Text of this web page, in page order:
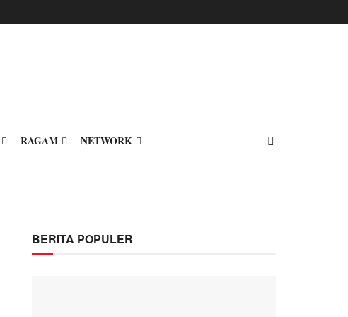
RAGAM NETWORK
BERITA POPULER